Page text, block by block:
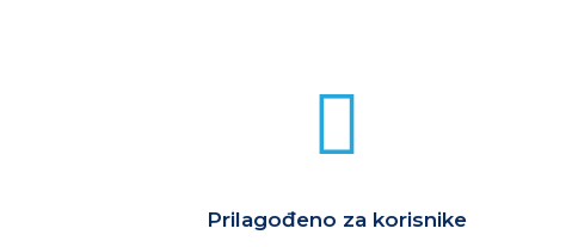
Prilagođeno za korisnike